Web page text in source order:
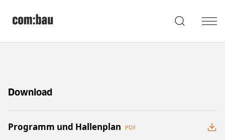
Download
Programm und Hallenplan PDF